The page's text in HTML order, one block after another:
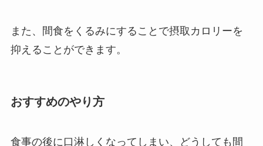
また、間食をくるみにすることで摂取カロリーを
抑えることができます。
おすすめのやり方
食事の後に口淋しくなってしまい、どうしても間